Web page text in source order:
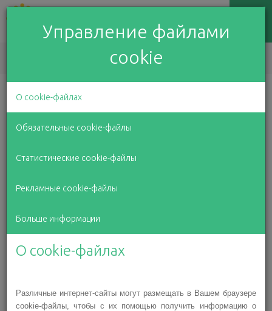
Помогаем увидеть мир
Управление файлами
cookie
О cookie-файлах
Обязательные cookie-файлы
Статистические cookie-файлы
Рекламные cookie-файлы
Больше информации
О cookie-файлах
Различные интернет-сайты могут размещать в Вашем браузере
cookie-файлы, чтобы с их помощью получить информацию о